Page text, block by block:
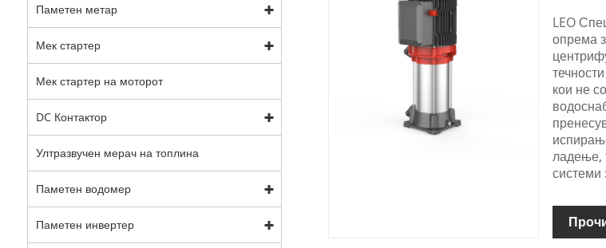
Паметен метар
Мек стартер
Мек стартер на моторот
DC Контактор
Ултразвучен мерач на топлина
Паметен водомер
Паметен инвертер
LEO
опрема
кои не
ладење,